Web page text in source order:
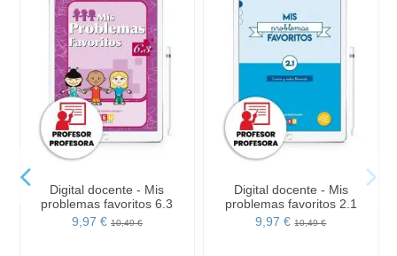
Digital docente - Mis
problemas favoritos 6.3
9,97 € 10,49 €
Digital docente - Mis
problemas favoritos 2.1
9,97 €10,49 €